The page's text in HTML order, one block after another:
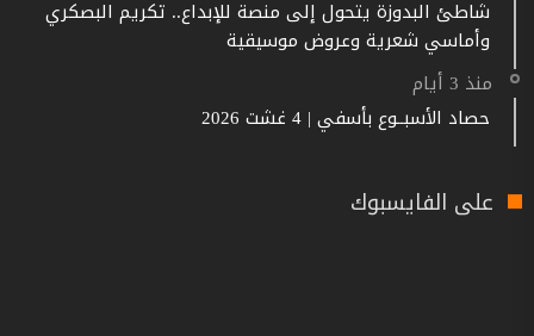
شاطئ البدوزة يتحول إلى منصة للإبداع.. تكريم البصكري
وأماسي شعرية وعروض موسيقية
منذ 3 أيام
حصاد الأسبــوع بأسفي | 4 غشت 2026
على الفايسبوك